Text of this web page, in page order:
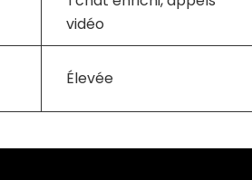
vidéo
Élevée